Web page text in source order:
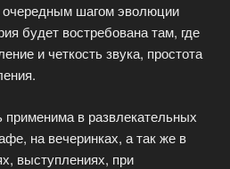
очередным шагом эволюции
будет востребована там, где
и четкость звука, простота
в развлекательных
на вечеринках, а так же в
выступлениях, при